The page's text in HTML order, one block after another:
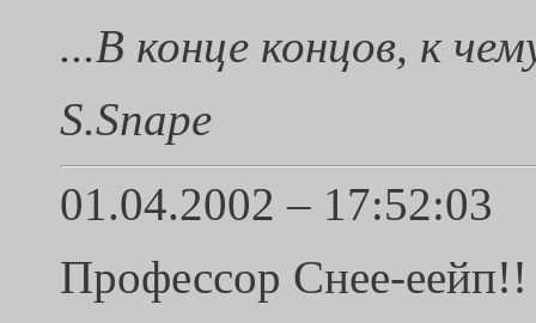
...В конце концов, к
S.Snape
01.04.2002 – 17:52:03
Профессор Снее-